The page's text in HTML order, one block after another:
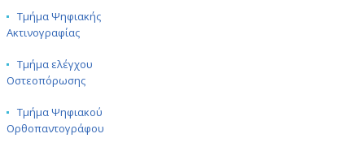
Τμήμα Ψηφιακής
Ακτινογραφίας
Τμήμα ελέγχου
Οστεοπόρωσης
Τμήμα Ψηφιακού
Ορθοπαντογράφου